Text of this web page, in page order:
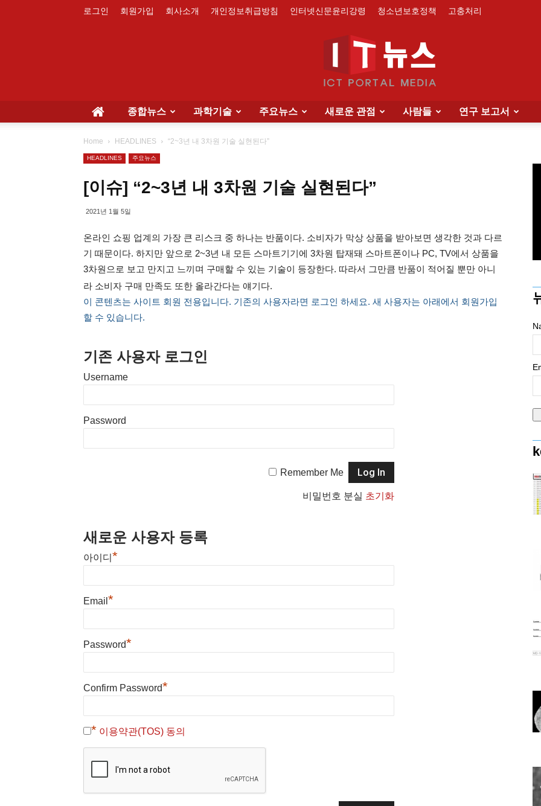
로그인 회원가입 회사소개 개인정보취급방침 인터넷신문윤리강령 청소년보호정책 고충처리
종합뉴스 과학기술 주요뉴스 새로운 관점 사람들 연구 보고서
Home HEADLINES “2~3년 내 3차원 기술 실현된다”
HEADLINES 주요뉴스
[이슈] “2~3년 내 3차원 기술 실현된다”
2021년 1월 5일
온라인 쇼핑 업계의 가장 큰 리스크 중 하나는 반품이다. 소비자가 막상 상품을 받아보면 생각한 것과 다르
기 때문이다. 하지만 앞으로 2~3년 내 모든 스마트기기에 3차원 탑재돼 스마트폰이나 PC, TV에서 상품을
3차원으로 보고 만지고 느끼며 구매할 수 있는 기술이 등장한다. 따라서 그만큼 반품이 적어질 뿐만 아니
라 소비자 구매 만족도 또한 올라간다는 얘기다.
이 콘텐츠는 사이트 회원 전용입니다. 기존의 사용자라면 로그인 하세요. 새 사용자는 아래에서 회원가입
할 수 있습니다.
기존 사용자 로그인
Username
Password
Remember Me
비밀번호 분실 초기화
새로운 사용자 등록
아이디 *
Email *
Password*
Confirm Password*
* 이용약관(TOS) 동의